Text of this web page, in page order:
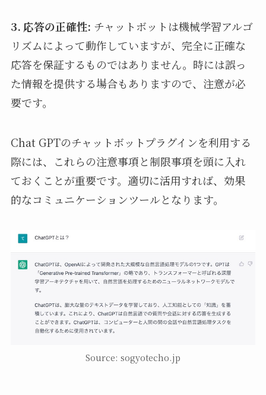
3. 応答の正確性: チャットボットは機械学習アルゴ
リズムによって動作していますが、完全に正確な
応答を保証するものではありません。時には誤っ
た情報を提供する場合もありますので、注意が必
要です。
Chat GPTのチャットボットプラグインを利用する
際には、これらの注意事項と制限事項を頭に入れ
ておくことが重要です。適切に活用すれば、効果
的なコミュニケーションツールとなります。
Source: sogyotecho.jp